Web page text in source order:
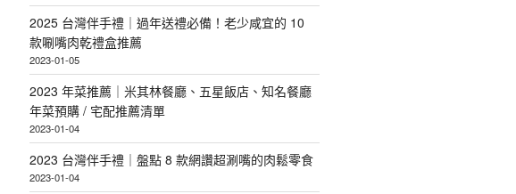
2025 台灣伴手禮｜過年送禮必備！老少咸宜的 10
款唰嘴肉乾禮盒推薦
2023-01-05
2023 年菜推薦｜米其林餐廳、五星飯店、知名餐廳
年菜預購 / 宅配推薦清單
2023-01-04
2023 台灣伴手禮｜盤點 8 款網讚超涮嘴的肉鬆零食
2023-01-04